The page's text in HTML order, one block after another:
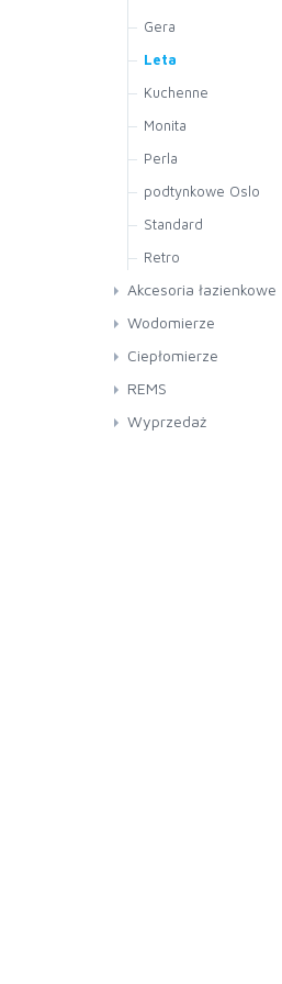
żeliwne
Klipsy
Obejmy
Gera
Leta
Kuchenne
Monita
Perla
podtynkowe Oslo
Standard
Retro
Akcesoria łazienkowe
Zawieszenia
Słuchawki
Syfony-Viega
Syfony
Wodomierze
FLOWMETERS
AKCESORIA
BMETERS
Ciepłomierze
REMS
Wyprzedaż